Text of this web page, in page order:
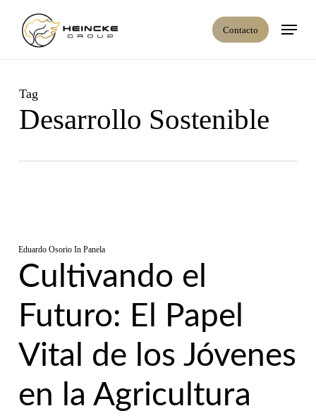
Contacto
Menú
Tag
Desarrollo Sostenible
Eduardo Osorio In Panela
Cultivando el
Futuro: El Papel
Vital de los Jóvenes
en la Agricultura